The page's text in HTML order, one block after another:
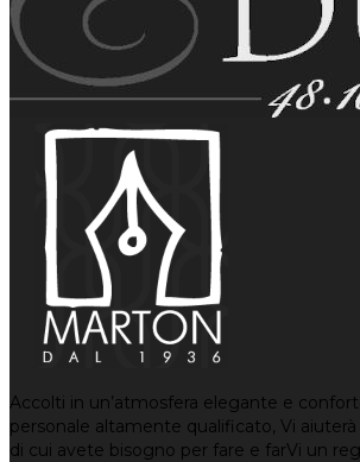
Accolti in un’atmosfera elegante e
personale altamente qualificato, Vi
di cui avete bisogno per fare e farVi un